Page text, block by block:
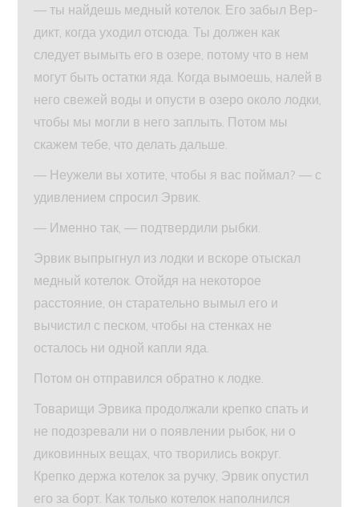
— ты найдешь медный котелок. Его забыл Вер-
дикт, когда уходил отсюда. Ты должен как
следует вымыть его в озере, потому что в нем
могут быть остатки яда. Когда вымоешь, налей в
него свежей воды и опусти в озеро около лодки,
чтобы мы могли в него заплыть. Потом мы
скажем тебе, что делать дальше.
— Неужели вы хотите, чтобы я вас поймал? — с
удивлением спросил Эрвик.
— Именно так, — подтвердили рыбки.
Эрвик выпрыгнул из лодки и вскоре отыскал
медный котелок. Отойдя на некоторое
расстояние, он старательно вымыл его и
вычистил с песком, чтобы на стенках не
осталось ни одной капли яда.
Потом он отправился обратно к лодке.
Товарищи Эрвика продолжали крепко спать и
не подозревали ни о появлении рыбок, ни о
диковинных вещах, что творились вокруг.
Крепко держа котелок за ручку, Эрвик опустил
его за борт. Как только котелок наполнился